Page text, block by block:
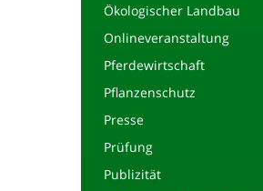
Ökologischer Landbau
Onlineveranstaltung
Pferdewirtschaft
Pflanzenschutz
Presse
Prüfung
Publizität